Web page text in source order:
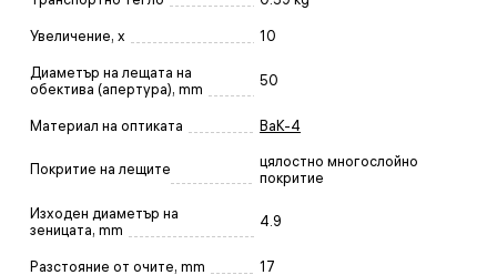
Увеличение, x 10
Диаметър на лещата на
обектива (апертура), mm
50
Материал на оптиката BaK-4
Покритие на лещите
цялостно многослойно
покритие
Изходен диаметър на
зеницата, mm
4.9
Разстояние от очите, mm 17